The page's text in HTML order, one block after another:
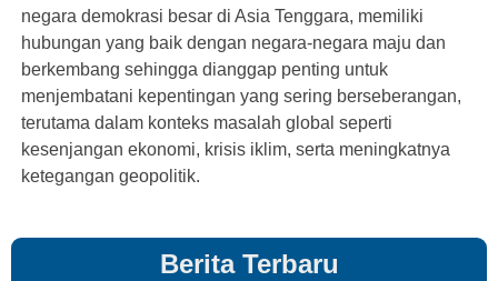
negara demokrasi besar di Asia Tenggara, memiliki
hubungan yang baik dengan negara-negara maju dan
berkembang sehingga dianggap penting untuk
menjembatani kepentingan yang sering berseberangan,
terutama dalam konteks masalah global seperti
kesenjangan ekonomi, krisis iklim, serta meningkatnya
ketegangan geopolitik.
Berita Terbaru